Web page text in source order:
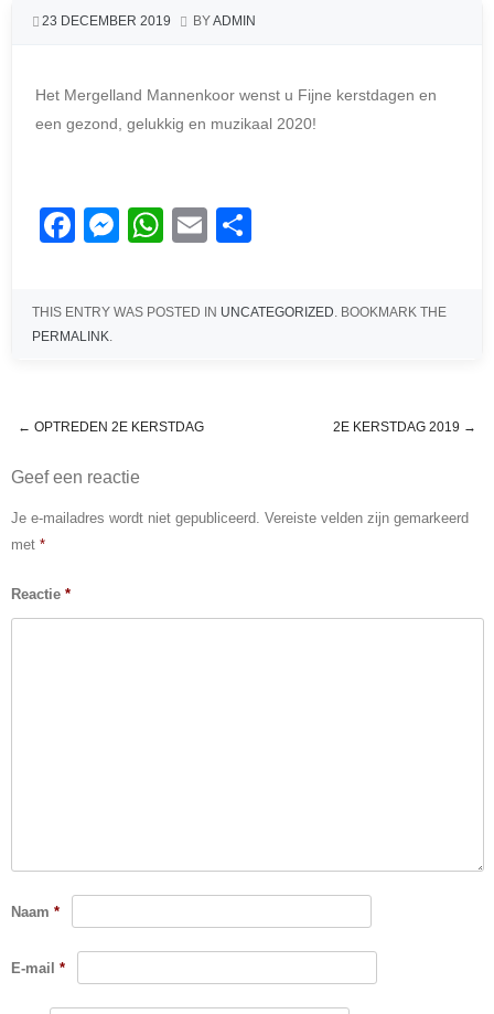
23 DECEMBER 2019 BYADMIN
Het Mergelland Mannenkoor wenst u Fijne kerstdagen en
een gezond, gelukkig en muzikaal 2020!
F
c
e
o
k
M
ss
er
W
at
p
E
ail e
THIS ENTRY WAS POSTED IN UNCATEGORIZED. BOOKMARK THE
PERMALINK.
Post navigation
← OPTREDEN 2E KERSTDAG 2E KERSTDAG 2019 →
Geef een reactie
Je e-mailadres wordt niet gepubliceerd. Vereiste velden zijn gemarkeerd
met *
Reactie *
Naam *
E-mail *